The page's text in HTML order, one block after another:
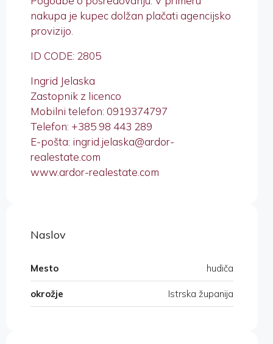
nakupa je kupec dolžan plačati agencijsko
provizijo.
ID CODE: 2805
Ingrid Jelaska
Zastopnik z licenco
Mobilni telefon: 0919374797
Telefon: +385 98 443 289
E-pošta: ingrid.jelaska@ardor-
realestate.com
www.ardor-realestate.com
Naslov
Mesto hudiča
okrožje Istrska županija